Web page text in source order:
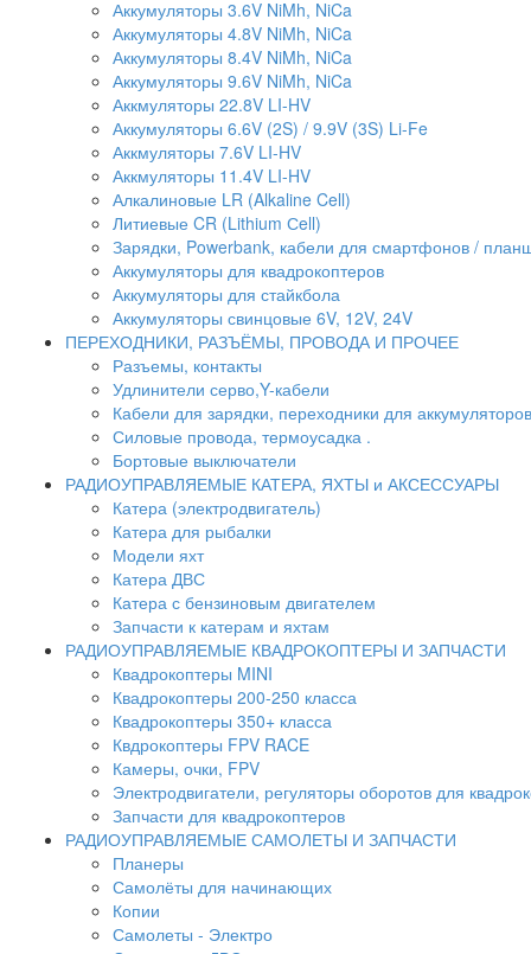
Аккумуляторы 3.6V NiMh, NiCa
Аккумуляторы 4.8V NiMh, NiCa
Аккумуляторы 8.4V NiMh, NiCa
Аккумуляторы 9.6V NiMh, NiCa
Аккмуляторы 22.8V LI-HV
Аккумуляторы 6.6V (2S) / 9.9V (3S) Li-Fe
Аккмуляторы 7.6V LI-HV
Аккмуляторы 11.4V LI-HV
Алкалиновые LR (Alkaline Cell)
Литиевые CR (Lithium Сell)
Зарядки, Powerbank, кабели для смартфонов /
Аккумуляторы для квадрокоптеров
Аккумуляторы для стайкбола
Аккумуляторы свинцовые 6V, 12V, 24V
ПЕРЕХОДНИКИ, РАЗЪЁМЫ, ПРОВОДА И ПРОЧЕЕ
Разъемы, контакты
Удлинители серво,Y-кабели
Кабели для зарядки, переходники для аккумуляторов
Силовые провода, термоусадка .
Бортовые выключатели
РАДИОУПРАВЛЯЕМЫЕ КАТЕРА, ЯХТЫ и АКСЕССУАРЫ
Катера (электродвигатель)
Катера для рыбалки
Модели яхт
Катера ДВС
Катера с бензиновым двигателем
Запчасти к катерам и яхтам
РАДИОУПРАВЛЯЕМЫЕ КВАДРОКОПТЕРЫ И ЗАПЧАСТИ
Квадрокоптеры MINI
Квадрокоптеры 200-250 класса
Квадрокоптеры 350+ класса
Квдрокоптеры FPV RACE
Камеры, очки, FPV
Электродвигатели, регуляторы оборотов для
Запчасти для квадрокоптеров
РАДИОУПРАВЛЯЕМЫЕ САМОЛЕТЫ И ЗАПЧАСТИ
Планеры
Самолёты для начинающих
Копии
Самолеты - Электро